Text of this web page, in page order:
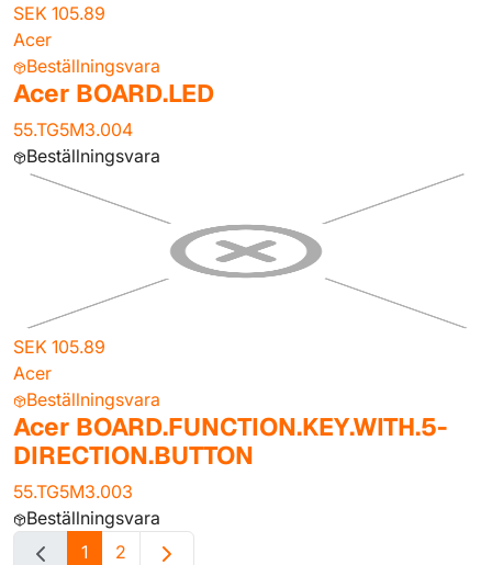
SEK 105.89
Acer
Beställningsvara
Acer BOARD.LED
55.TG5M3.004
Beställningsvara
SEK 105.89
Acer
Beställningsvara
Acer BOARD.FUNCTION.KEY.WITH.5-
DIRECTION.BUTTON
55.TG5M3.003
Beställningsvara
1
2